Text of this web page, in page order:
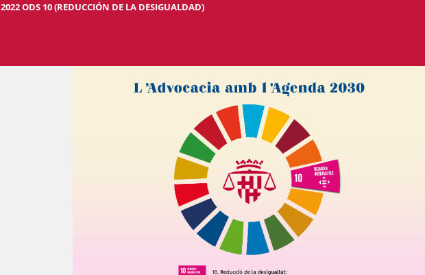
ODS 10 (REDUCCIÓN DE LA DESIGUALDAD)